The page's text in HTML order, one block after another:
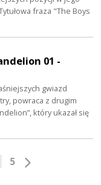
fraza "The Boys
01 -
gwiazd
powraca z drugim
który ukazał się
5